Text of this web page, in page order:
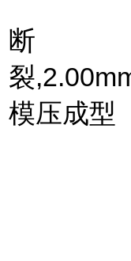
断
裂
模压成型